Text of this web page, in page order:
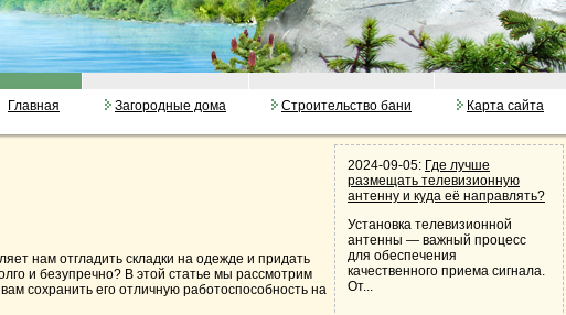
Главная Загородные дома Строительство бани Карта сайта
нам отгладить складки на одежде и придать
и безупречно? В этой статье мы рассмотрим
сохранить его отличную работоспособность на
2024-09-05: Где лучше
размещать телевизионную
антенну и куда её направлять?
Установка телевизионной
антенны — важный процесс
для обеспечения
качественного приема сигнала.
От...